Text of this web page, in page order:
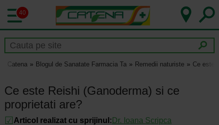
40
Catena Blogul de Sanatate Farmacia Ta Remedii naturiste Ce este
Ce este Reishi (Ganoderma) si ce
proprietati are?
Articol realizat cu sprijinul: Dr. Ioana Scripca